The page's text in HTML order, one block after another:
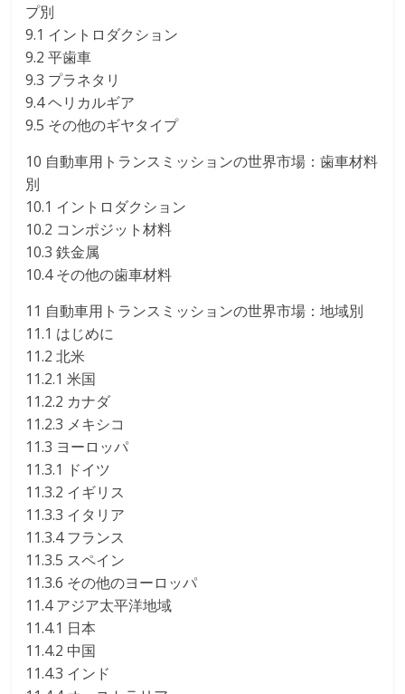
プ別
9.1 イントロダクション
9.2 平歯車
9.3 プラネタリ
9.4 ヘリカルギア
9.5 その他のギヤタイプ
10 自動車用トランスミッションの世界市場：歯車材料
別
10.1 イントロダクション
10.2 コンポジット材料
10.3 鉄金属
10.4 その他の歯車材料
11 自動車用トランスミッションの世界市場：地域別
11.1 はじめに
11.2 北米
11.2.1 米国
11.2.2 カナダ
11.2.3 メキシコ
11.3 ヨーロッパ
11.3.1 ドイツ
11.3.2 イギリス
11.3.3 イタリア
11.3.4 フランス
11.3.5 スペイン
11.3.6 その他のヨーロッパ
11.4 アジア太平洋地域
11.4.1 日本
11.4.2 中国
11.4.3 インド